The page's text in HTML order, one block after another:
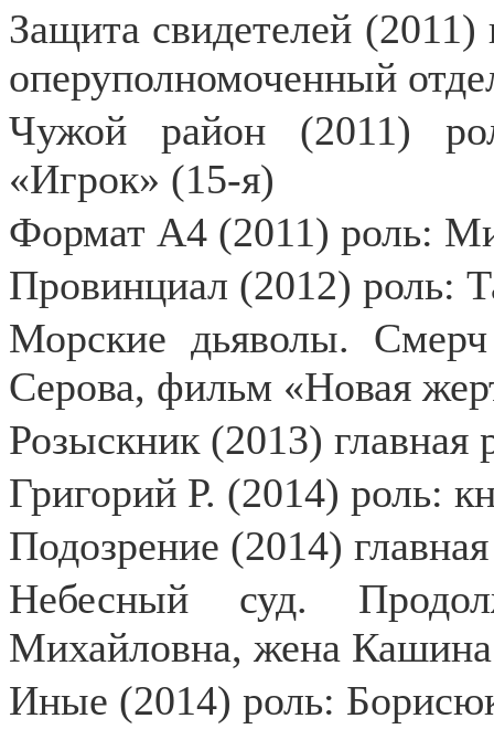
Защита свидетелей (2011)
оперуполномоченный
Чужой район (2011)
«Игрок» (15-я)
Формат А4 (2011) роль:
Провинциал (2012) роль:
Морские дьяволы.
Серова, фильм «Новая
Розыскник (2013)
Григорий Р. (2014) роль:
Подозрение (2014)
Небесный суд.
Михайловна, жена Кашина
Иные (2014) роль: